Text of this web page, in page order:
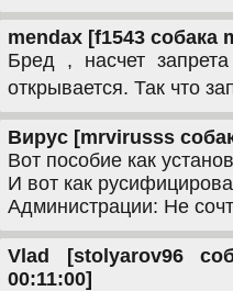
mendax [f1543 собака
Бред , насчет
открывается. Так что
Вирус [mrvirusss
Вот пособие как
И вот как
Администрации: Не
Vlad [stolyarov96
00:11:00]